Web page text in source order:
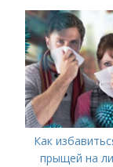
акне и
рубцов и
постакне
Как
прыщей на